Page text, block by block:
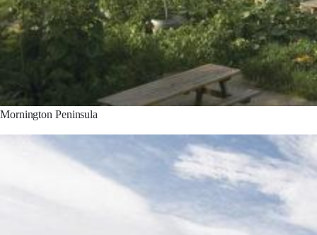
Mornington Peninsula